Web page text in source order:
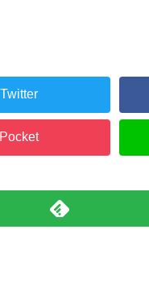
Twitter
Pocket